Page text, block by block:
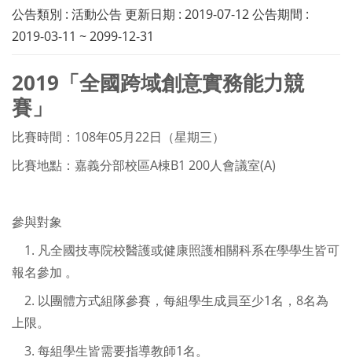
公告類別 : 活動公告 更新日期 : 2019-07-12 公告期間 :
2019-03-11 ~ 2099-12-31
2019「全國跨域創意實務能力競
賽」
比賽時間：108年05月22日（星期三）
比賽地點：嘉義分部校區A棟B1 200人會議室(A)
參與對象
1. 凡全國技專院校醫護或健康照護相關科系在學學生皆可
報名參加 。
2. 以團體方式組隊參賽，每組學生成員至少1名，8名為
上限。
3. 每組學生皆需要指導教師1名。